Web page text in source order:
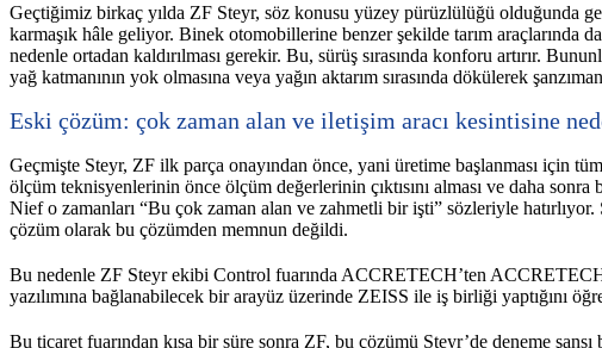
Geçtiğimiz birkaç yılda ZF Steyr, söz konusu yüzey pürüzlülüğü olduğunda
karmaşık hâle geliyor. Binek otomobillerine benzer şekilde tarım
nedenle ortadan kaldırılması gerekir. Bu, sürüş sırasında konforu artırır.
yağ katmanının yok olmasına veya yağın aktarım sırasında dökülerek
Eski çözüm: çok zaman alan ve iletişim aracı kesintisine
Geçmişte Steyr, ZF ilk parça onayından önce, yani üretime başlanması için
ölçüm teknisyenlerinin önce ölçüm değerlerinin çıktısını alması ve daha
Nief o zamanları “Bu çok zaman alan ve zahmetli bir işti” sözleriyle
çözüm olarak bu çözümden memnun değildi.
Bu nedenle ZF Steyr ekibi Control fuarında ACCRETECH’ten
yazılımına bağlanabilecek bir arayüz üzerinde ZEISS ile iş birliği yaptığını
Bu ticaret fuarından kısa bir süre sonra ZF, bu çözümü Steyr’de deneme